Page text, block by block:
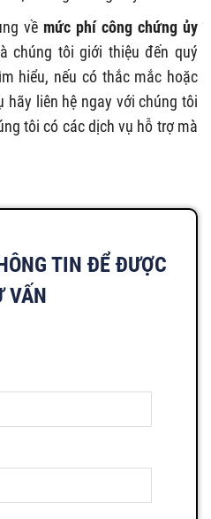
về mức phí công chứng ủy
chúng tôi giới thiệu đến quý
hiểu, nếu có thắc mắc hoặc
hãy liên hệ ngay với chúng tôi
tôi có các dịch vụ hỗ trợ mà
TIN ĐỂ ĐƯỢC
VẤN